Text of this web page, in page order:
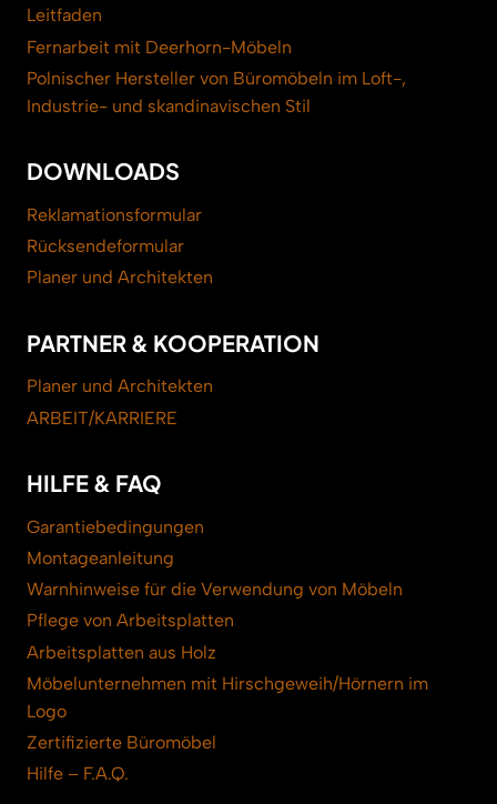
Leitfaden
Fernarbeit mit Deerhorn-Möbeln
Polnischer Hersteller von Büromöbeln im Loft-,
Industrie- und skandinavischen Stil
DOWNLOADS
Reklamationsformular
Rücksendeformular
Planer und Architekten
PARTNER & KOOPERATION
Planer und Architekten
ARBEIT/KARRIERE
HILFE & FAQ
Garantiebedingungen
Montageanleitung
Warnhinweise für die Verwendung von Möbeln
Pflege von Arbeitsplatten
Arbeitsplatten aus Holz
Möbelunternehmen mit Hirschgeweih/Hörnern im
Logo
Zertifizierte Büromöbel
Hilfe – F.A.Q.